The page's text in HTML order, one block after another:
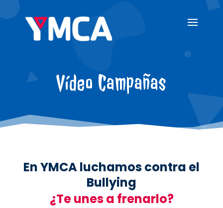
Vídeo Campañas
En YMCA luchamos contra el
Bullying
¿Te unes a frenarlo?